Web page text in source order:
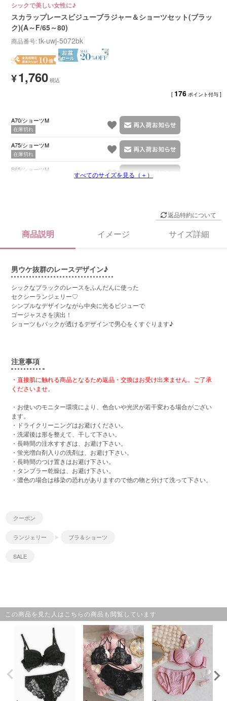
シックで美しい女性に♪
スカラップレースビジューブラジャー＆ショーツセット(ブラッ
ク)(A～F/65～80)
商品番号 tk-uwj-5072bk
¥1,760
[ 176 ポイント付与 ]
A70/ショーツM
在庫切れ
A75/ショーツM
在庫切れ
B65/ショーツM
すべてのサイズを見る（＋）
返品特約について
商品説明 イメージ サイズ詳細
男ウケ抜群のレースデザイン♪
シックなブラックのレースをふんだんに使った
セクシーランジェリー♡
シンプルなデザインながら中央に光るビジューで
ゴージャスさを演出！
ショーツもバックが透けるデザインで男心をくすぐります♪
注意事項
・直接肌に触れる商品となるため返品・交換はお受け出来ません。ご了承
くださいませ。
・お使いのモニター環境により、色合いや光沢が若干変わる場合がござい
ます。
・ドライクリーニングはお避けください。
・洗濯後は形を整えて、干して下さい。
・長時間の注水すすぎは、お避け下さい。
・蛍光増白剤入りの洗剤は、お避け下さい。
・長時間のつけ置きはお避け下さい。
・タンブラー乾燥は、お避け下さい。
・濃色の場合は移染の恐れがありますので他の物と分けて洗って下さい。
クーポン
ランジェリー ブラ＆ショーツ
SALE
この商品を見た人はこちらの商品も閲覧しています